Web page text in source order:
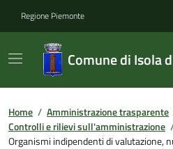
Regione Piemonte
Comune di Isola
Home / Amministrazione trasparente
Controlli e rilievi sull'amministrazione
Organismi indipendenti di valutazione,